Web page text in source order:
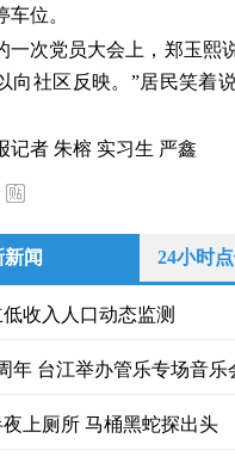
车位。
一次党员大会上，郑玉熙
向社区反映。”居民笑着
记者 朱榕 实习生 严鑫
闻 24小时
收入人口动态监测
年 台江举办管乐专场音乐
上厕所 马桶黑蛇探出头